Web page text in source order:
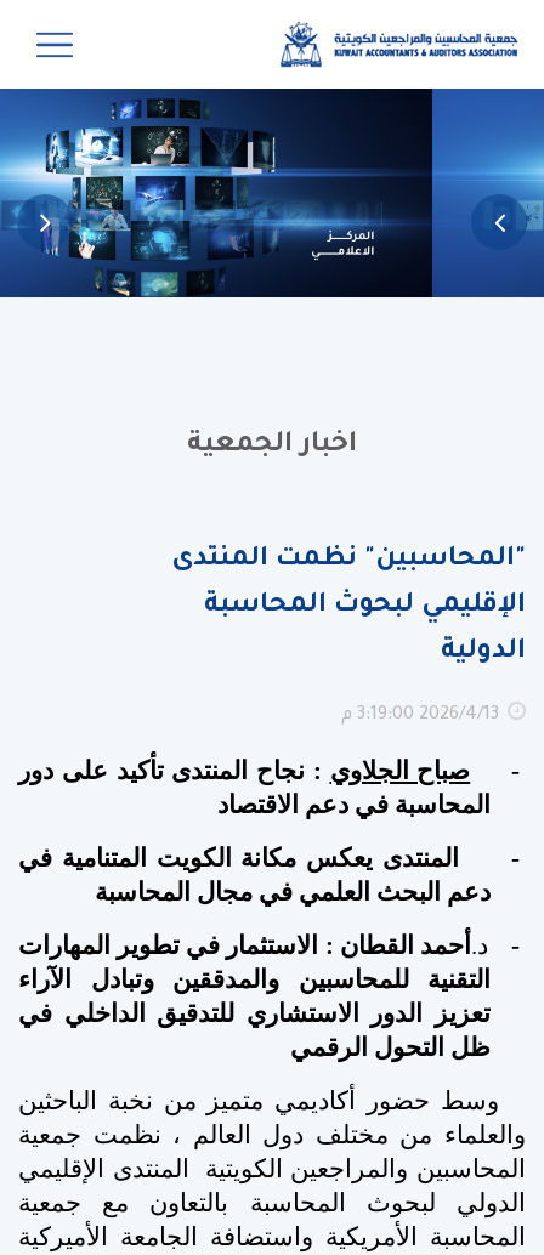
اخبار الجمعية
"المحاسبين" نظمت المنتدى
الإقليمي لبحوث المحاسبة
الدولية
13‏‏/4‏‏/2026 3:19:00 م
- صباح الجلاوي : نجاح المنتدى تأكيد على دور
المحاسبة في دعم الاقتصاد
-
المنتدى يعكس مكانة الكويت المتنامية في
دعم البحث العلمي في مجال المحاسبة
-
د. أحمد القطان : الاستثمار في تطوير المهارات
التقنية للمحاسبين والمدققين وتبادل الآراء
تعزيز الدور الاستشاري للتدقيق الداخلي في
ظل التحول الرقمي
وسط حضور أكاديمي متميز من نخبة الباحثين
والعلماء من مختلف دول العالم ، نظمت جمعية
المحاسبين والمراجعين الكويتية المنتدى الإقليمي
الدولي لبحوث المحاسبة بالتعاون مع جمعية
المحاسبة الأمريكية واستضافة الجامعة الأميركية